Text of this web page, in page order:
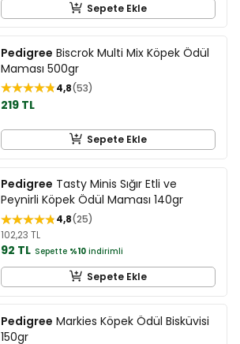
Sepete Ekle
Pedigree Biscrok Multi Mix Köpek Ödül
Maması 500gr
4,8 53
219 TL
Sepete Ekle
Pedigree Tasty Minis Sığır Etli ve
Peynirli Köpek Ödül Maması 140gr
4,8 25
102,23 TL
92 TL Sepette %10 indirimli
Sepete Ekle
Pedigree Markies Köpek Ödül Bisküvisi
150gr